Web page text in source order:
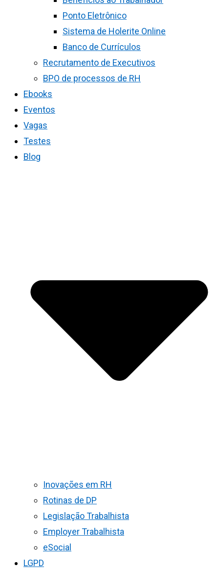
Ponto Eletrônico
Sistema de Holerite Online
Banco de Currículos
Recrutamento de Executivos
BPO de processos de RH
Ebooks
Eventos
Vagas
Testes
Blog
Inovações em RH
Rotinas de DP
Legislação Trabalhista
Employer Trabalhista
eSocial
LGPD